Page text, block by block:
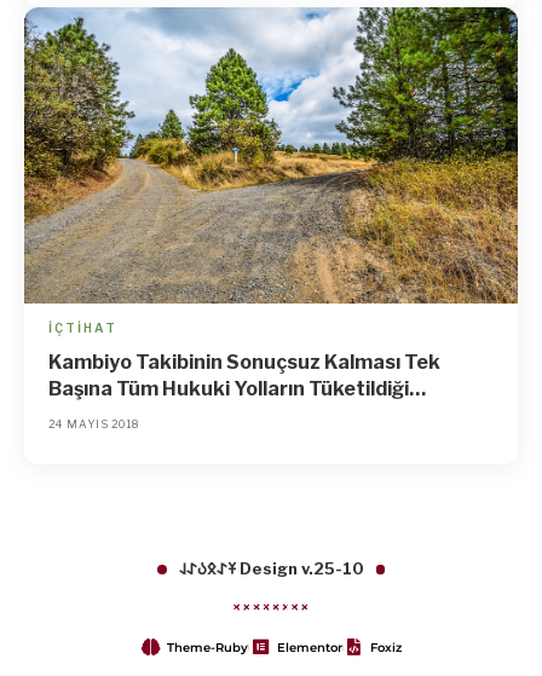
İÇTIHAT
Kambiyo Takibinin Sonuçsuz Kalması Tek
Başına Tüm Hukuki Yolların Tüketildiği
Anlamına Gelmez
24 MAYIS 2018
𐱁𐰀𐰋𐰉𐰀𐰞 Design v.25-10
Theme-Ruby Elementor Foxiz